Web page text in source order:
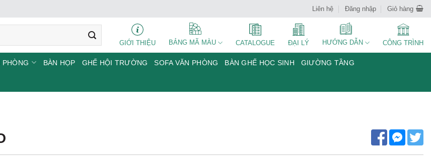
Liên hệ Đăng nhập Giỏ hàng
GIỚI THIỆU BẢNG MÃ MÀU CATALOGUE ĐẠI LÝ HƯỚNG DẪN CÔNG TRÌNH
PHÒNG BÀN HỌP GHẾ HỘI TRƯỜNG SOFA VĂN PHÒNG BÀN GHẾ HỌC SINH GIƯỜNG TẦNG